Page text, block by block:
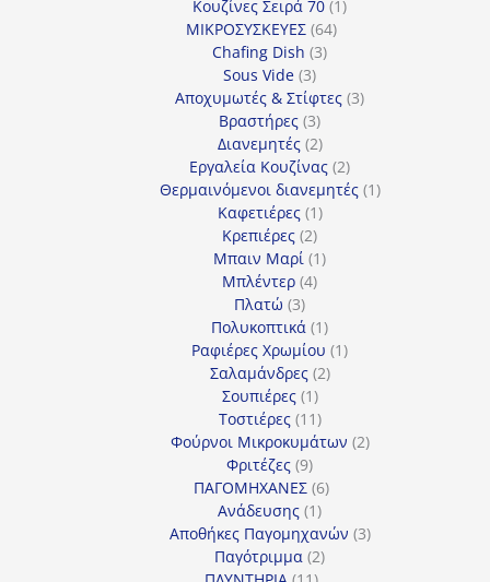
προϊόντα
Κουζίνες Σειρά 70 11
ΜΙΚΡΟΣΥΣΚΕΥΕΣ 6464
Chafing Dish 33
Sous Vide 33
προϊόντα
Αποχυμωτές & Στίφτες 33
Βραστήρες 33
προϊόντα
Διανεμητές 22
προϊόντα
Εργαλεία Κουζίνας 22
προϊόντα
Θερμαινόμενοι διανεμητές 11
Καφετιέρες 11
προϊόν
Κρεπιέρες 22
προϊόντα
Μπαιν Μαρί 11
Μπλέντερ 44
Πλατώ 33
προϊόντα
Πολυκοπτικά 11
προϊόν
Ραφιέρες Χρωμίου 11
Σαλαμάνδρες 22
Σουπιέρες 11
προϊόν
Τοστιέρες 1111
προϊόντα
Φούρνοι Μικροκυμάτων 22
Φριτέζες 99
προϊόντα
ΠΑΓΟΜΗΧΑΝΕΣ 66
Ανάδευσης 11
προϊόν
Αποθήκες Παγομηχανών 33
Παγότριμμα 22